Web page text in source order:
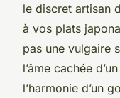
le discret artisan
à vos plats
pas une vulgaire
l’âme cachée
l’harmonie d’un